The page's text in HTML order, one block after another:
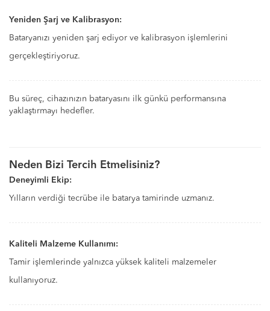
Yeniden Şarj ve Kalibrasyon:
Bataryanızı yeniden şarj ediyor ve kalibrasyon işlemlerini
gerçekleştiriyoruz.
Bu süreç, cihazınızın bataryasını ilk günkü performansına
yaklaştırmayı hedefler.
Neden Bizi Tercih Etmelisiniz?
Deneyimli Ekip:
Yılların verdiği tecrübe ile batarya tamirinde uzmanız.
Kaliteli Malzeme Kullanımı:
Tamir işlemlerinde yalnızca yüksek kaliteli malzemeler
kullanıyoruz.